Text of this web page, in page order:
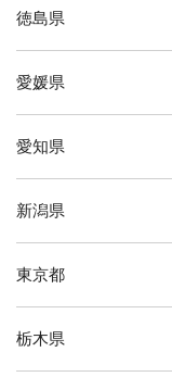
徳島県
愛媛県
愛知県
新潟県
東京都
栃木県